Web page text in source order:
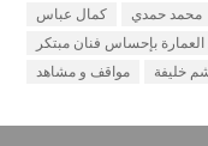
كمال عباس
محمد حمدي
بإحساس فنان مبتكر
مواقف و مشاهد
خليفة